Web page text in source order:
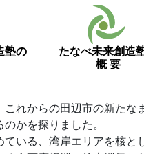
塾の
たなべ未来創造
概 要
れからの田辺市の新た
かを探りました。
ている、湾岸エリアを核